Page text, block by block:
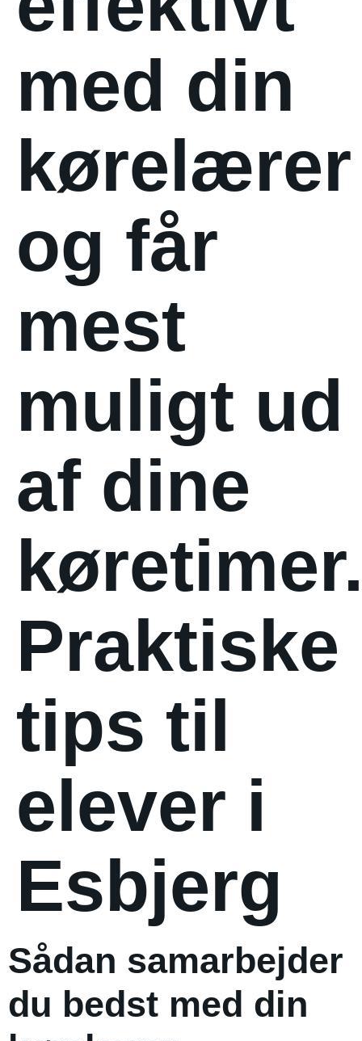
med din
kørelærer
og får
mest
muligt ud
af dine
Praktiske
tips til
elever i
Esbjerg
Sådan samarbejder
du bedst med din